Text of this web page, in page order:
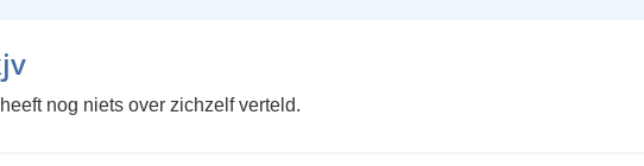
nog niets over zichzelf verteld.